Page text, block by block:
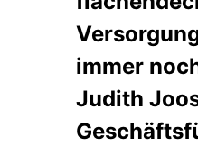
immer
Judith